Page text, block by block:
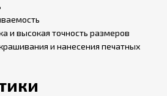
и высокая точность размеров
и нанесения печатных